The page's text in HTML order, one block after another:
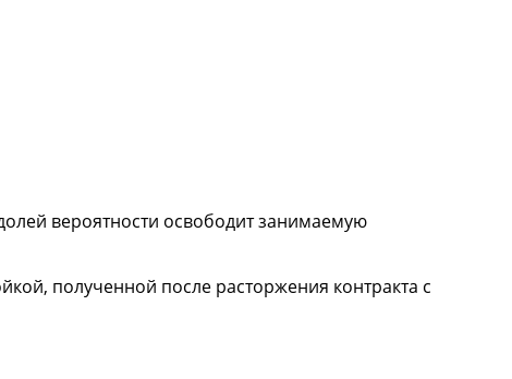
вероятности освободит занимаемую
полученной после расторжения контракта с